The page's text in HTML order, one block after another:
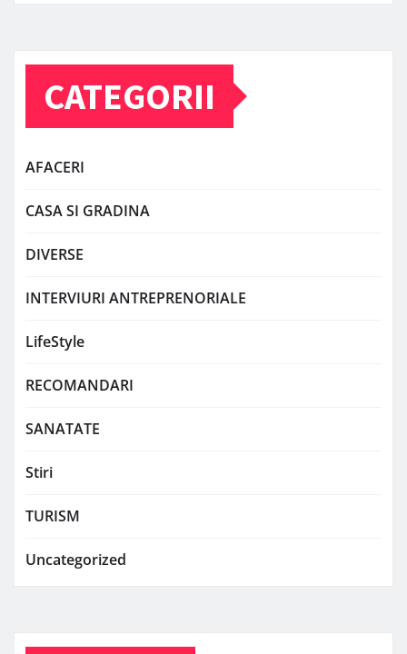
CATEGORII
AFACERI
CASA SI GRADINA
DIVERSE
INTERVIURI ANTREPRENORIALE
LifeStyle
RECOMANDARI
SANATATE
Stiri
TURISM
Uncategorized